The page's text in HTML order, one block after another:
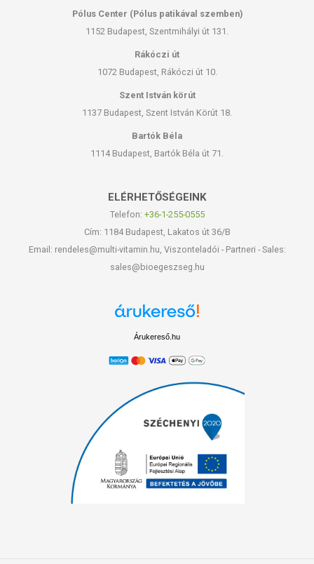
Pólus Center (Pólus patikával szemben)
1152 Budapest, Szentmihályi út 131.
Rákóczi út
1072 Budapest, Rákóczi út 10.
Szent István körút
1137 Budapest, Szent István Körút 18.
Bartók Béla
1114 Budapest, Bartók Béla út 71.
ELÉRHETŐSÉGEINK
Telefon: +36-1-255-0555
Cím: 1184 Budapest, Lakatos út 36/B
Email: rendeles@multi-vitamin.hu, Viszonteladói - Partneri - Sales:
sales@bioegeszseg.hu
Árukereső.hu